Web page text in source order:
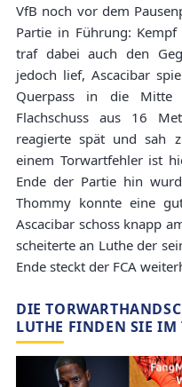
VfB noch vor dem
Partie in Führung:
traf dabei auch den
jedoch lief, Ascacibar
Querpass in die
Flachschuss aus 16
reagierte spät und sah
einem Torwartfehler ist
Ende der Partie hin
Thommy konnte eine
Ascacibar schoss knapp
scheiterte an Luthe der
Ende steckt der FCA
DIE
LUTHE FINDEN SIE IM